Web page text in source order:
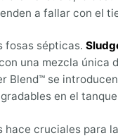
a fallar con el
fosas sépticas.
una mezcla
Blend™ se
en el
cruciales para